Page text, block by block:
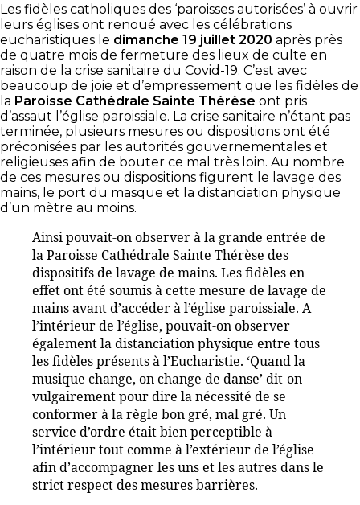
Les fidèles catholiques des ‘paroisses autorisées’ à ouvrir
leurs églises ont renoué avec les célébrations
eucharistiques le dimanche 19 juillet 2020 après près
de quatre mois de fermeture des lieux de culte en
raison de la crise sanitaire du Covid-19. C’est avec
beaucoup de joie et d’empressement que les fidèles de
la Paroisse Cathédrale Sainte Thérèse ont pris
d’assaut l’église paroissiale. La crise sanitaire n’étant pas
terminée, plusieurs mesures ou dispositions ont été
préconisées par les autorités gouvernementales et
religieuses afin de bouter ce mal très loin. Au nombre
de ces mesures ou dispositions figurent le lavage des
mains, le port du masque et la distanciation physique
d’un mètre au moins.
Ainsi pouvait-on observer à la grande entrée de
la Paroisse Cathédrale Sainte Thérèse des
dispositifs de lavage de mains. Les fidèles en
effet ont été soumis à cette mesure de lavage de
mains avant d’accéder à l’église paroissiale. A
l’intérieur de l’église, pouvait-on observer
également la distanciation physique entre tous
les fidèles présents à l’Eucharistie. ‘Quand la
musique change, on change de danse’ dit-on
vulgairement pour dire la nécessité de se
conformer à la règle bon gré, mal gré. Un
service d’ordre était bien perceptible à
l’intérieur tout comme à l’extérieur de l’église
afin d’accompagner les uns et les autres dans le
strict respect des mesures barrières.